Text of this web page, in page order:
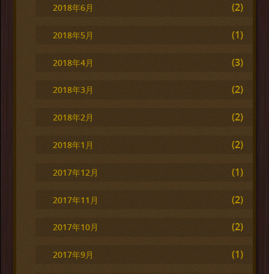
2018年6月 (2)
2018年5月 (1)
2018年4月 (3)
2018年3月 (2)
2018年2月 (2)
2018年1月 (2)
2017年12月 (1)
2017年11月 (2)
2017年10月 (2)
2017年9月 (1)